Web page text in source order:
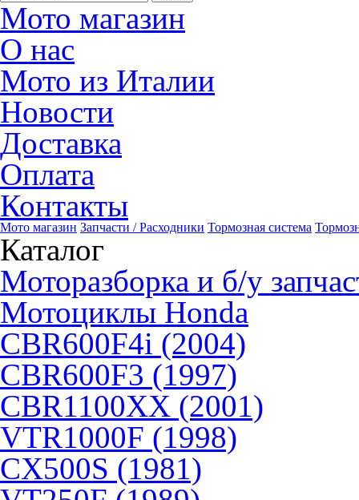
Мото магазин
О нас
Мото из Италии
Новости
Доставка
Оплата
Контакты
Мото магазин Запчасти / Расходники Тормозная система
Каталог
Моторазборка и б/у
Мотоциклы Honda
CBR600F4i (2004)
CBR600F3 (1997)
CBR1100XX (2001)
VTR1000F (1998)
CX500S (1981)